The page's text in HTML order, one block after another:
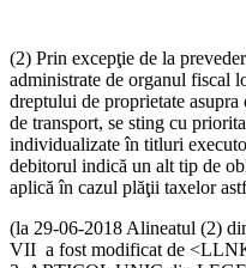
(2) Prin excepţie de la
administrate de organul fiscal
dreptului de proprietate
de transport, se sting cu
individualizate în titluri
debitorul indică un alt tip de
aplică în cazul plăţii taxelor
(la 29-06-2018 Alineatul (2)
VII a fost modificat de